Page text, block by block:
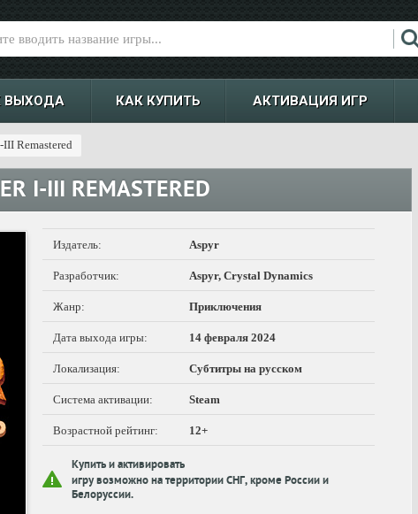
ВЫХОДА КАК КУПИТЬ АКТИВАЦИЯ ИГР
Remastered
I-III REMASTERED
Издатель: Aspyr
Разработчик: Aspyr, Crystal Dynamics
Жанр: Приключения
Дата выхода игры: 14 февраля 2024
Локализация: Субтитры на русском
Система активации: Steam
Возрастной рейтинг: 12+
Купить и активировать
игру возможно на территории СНГ, кроме России и
Белоруссии.